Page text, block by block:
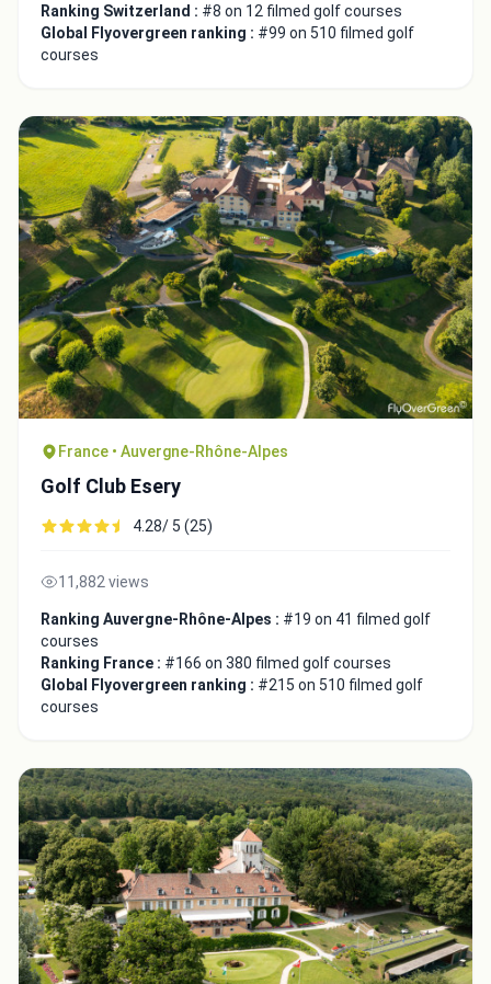
Ranking Switzerland : #8 on 12 filmed golf courses
Global Flyovergreen ranking : #99 on 510 filmed golf
courses
France • Auvergne-Rhône-Alpes
Golf Club Esery
4.28/ 5 (25)
11,882 views
Ranking Auvergne-Rhône-Alpes : #19 on 41 filmed golf
courses
Ranking France : #166 on 380 filmed golf courses
Global Flyovergreen ranking : #215 on 510 filmed golf
courses
Close